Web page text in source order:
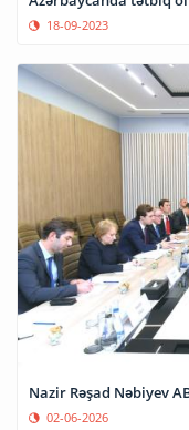
18-09-2023
Nazir Rəşad Nəbiyev
02-06-2026